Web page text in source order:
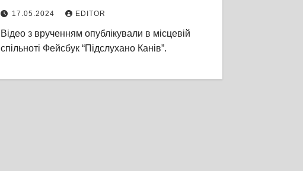
17.05.2024 EDITOR
Відео з врученням опублікували в місцевій
спільноті Фейсбук “Підслухано Канів”.